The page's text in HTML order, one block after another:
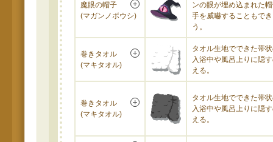
魔眼の帽子
(マガンノボウシ)
ンの眼が埋め込まれた
手を威嚇することもで
う。
巻きタオル
(マキタオル)
タオル生地でできた帯
入浴中や風呂上りに隠
える。
巻きタオル
(マキタオル)
タオル生地でできた帯
入浴中や風呂上りに隠
える。